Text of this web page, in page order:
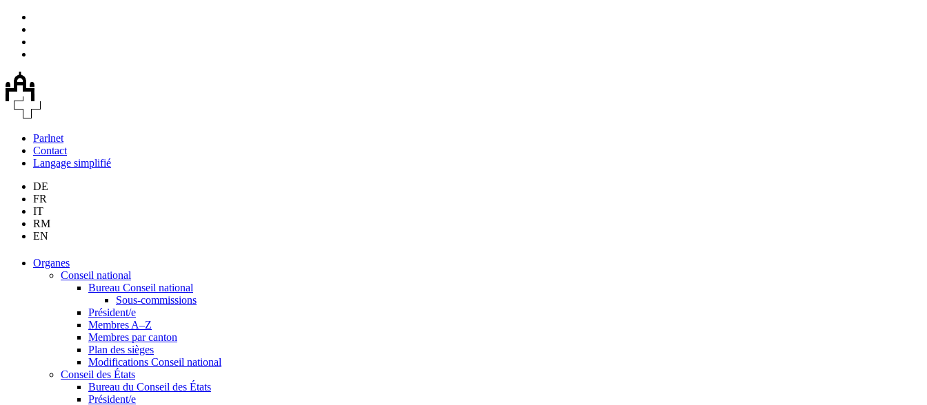
Parlnet
Contact
Langage simplifié
DE
FR
IT
RM
EN
Organes
Conseil national
Bureau Conseil national
Sous-commissions
Président/e
Membres A–Z
Membres par canton
Plan des sièges
Modifications Conseil national
Conseil des États
Bureau du Conseil des États
Président/e